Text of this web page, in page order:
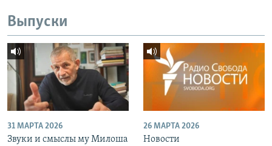
Выпуски
31 МАРТА 2026
Звуки и смыслы му Милоша
26 МАРТА 2026
Новости